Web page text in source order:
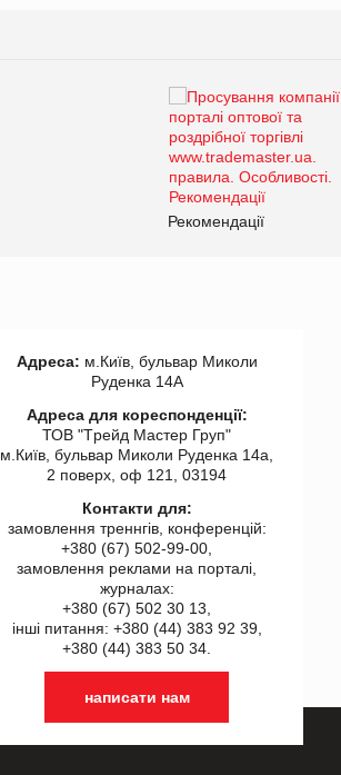
Рекомендації
Адреса: м.Київ, бульвар Миколи
Руденка 14А
Адреса для кореспонденції:
ТОВ "Tрейд Мастер Груп"
м.Київ, бульвар Миколи Руденка 14а,
2 поверх, оф 121, 03194
Контакти для:
замовлення треннгів, конференцій:
+380 (67) 502-99-00,
замовлення реклами на порталі,
журналах:
+380 (67) 502 30 13,
інші питання: +380 (44) 383 92 39,
+380 (44) 383 50 34.
написати нам